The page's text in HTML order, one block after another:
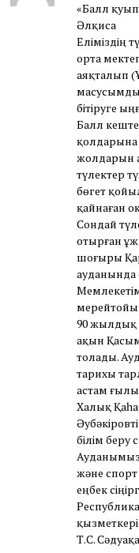
«Балл
Әлқиса
Еліміздің
орта
аяқталып
бітіруге
Балл
қолдарына
жолдарын
түлектер
бөгет
қайнаған
Сондай
отырған
шоғыры
ауданында
90 жылдық
ақын
толады.
тарихы
астам
Халық
білім беру
және
еңбек
Т.С.